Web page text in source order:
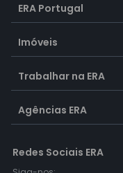
ERA Portugal
Imóveis
Trabalhar na ERA
Agências ERA
Redes Sociais ERA